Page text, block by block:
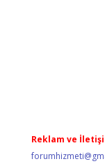
Reklam ve